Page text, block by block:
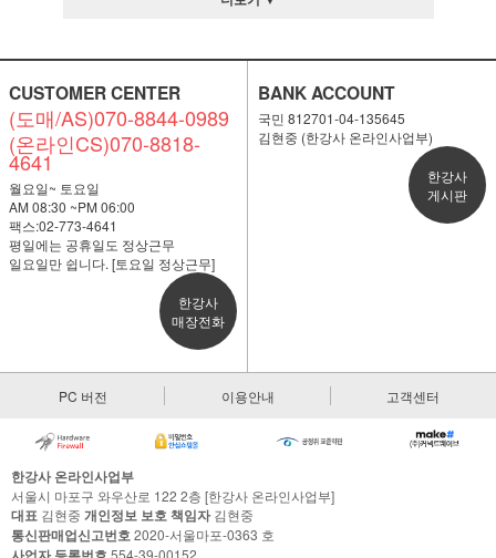
CUSTOMER CENTER
(도매/AS)070-8844-0989
(온라인CS)070-8818-
4641
월요일~ 토요일
AM 08:30 ~PM 06:00
팩스:02-773-4641
평일에는 공휴일도 정상근무
일요일만 쉽니다. [토요일 정상근무]
한강사
매장전화
BANK ACCOUNT
국민 812701-04-135645
김현중 (한강사 온라인사업부)
한강사
게시판
PC 버전 이용안내 고객센터
한강사 온라인사업부
서울시 마포구 와우산로 122 2층 [한강사 온라인사업부]
대표 김현중 개인정보 보호 책임자김현중
통신판매업신고번호2020-서울마포-0363 호